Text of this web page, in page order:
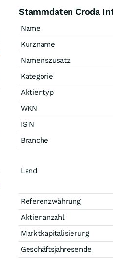
Stammdaten Croda
Name
Kurzname
Namenszusatz
Kategorie
Aktientyp
WKN
ISIN
Branche
Land
Referenzwährung
Aktienanzahl
Marktkapitalisierung
Geschäftsjahresende